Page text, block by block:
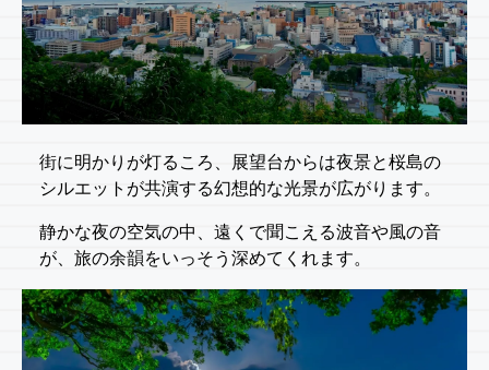
街に明かりが灯るころ、展望台からは夜景と桜島の
シルエットが共演する幻想的な光景が広がります。
静かな夜の空気の中、遠くで聞こえる波音や風の音
が、旅の余韻をいっそう深めてくれます。